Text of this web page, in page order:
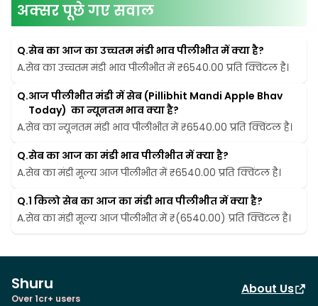
अक्सर पूछे गए सवाल
Q.सेब का आज का उच्चतम मंडी भाव पीलीभीत में क्या है?
A.सेब का उच्चतम मंडी भाव पीलीभीत में ₹6540.00 प्रति क्विंटल है।
Q.आज पीलीभीत मंडी में सेब (Pillibhit Mandi Apple Bhav
Today)  का न्यूनतम भाव क्या है?
A.सेब का न्यूनतम मंडी भाव पीलीभीत में ₹6540.00 प्रति क्विंटल है।
Q.सेब का आज का मंडी भाव पीलीभीत में क्या है?
A.सेब का मंडी मूल्य आज पीलीभीत में ₹6540.00 प्रति क्विंटल है।
Q.1 किलो सेब का आज का मंडी भाव पीलीभीत में क्या है?
A.सेब का मंडी मूल्य आज पीलीभीत में ₹(6540.00) प्रति क्विंटल है।
Shuru
Over 1cr+ users
About Us